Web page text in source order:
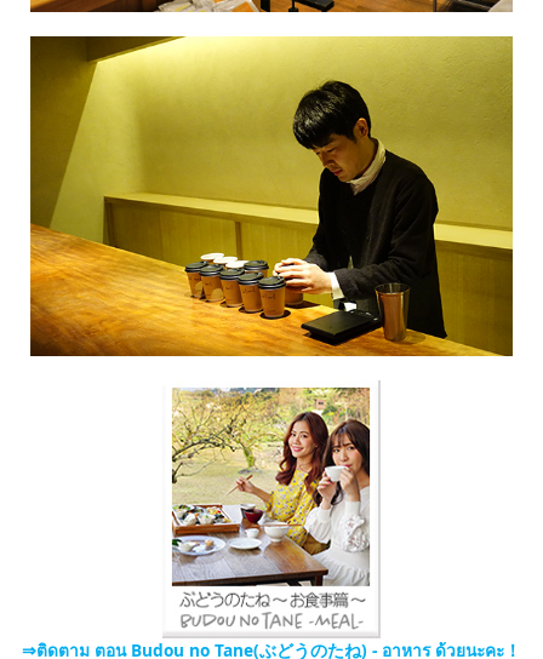
⇒ติดตาม ตอน Budou no Tane(ぶどうのたね) - อาหาร ด้วยนะคะ！